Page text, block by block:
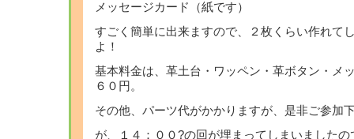
メッセージカード（紙です）
すごく簡単に出来ますので、２枚くらい作れて
よ！
基本料金は、革土台・ワッペン・革ボタン・メ
６０円。
その他、パーツ代がかかりますが、是非ご参加
が、１４：００?の回が埋まってしまいました